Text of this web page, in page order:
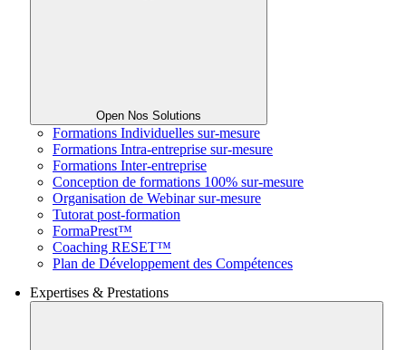
Open Nos Solutions
Formations Individuelles sur-mesure
Formations Intra-entreprise sur-mesure
Formations Inter-entreprise
Conception de formations 100% sur-mesure
Organisation de Webinar sur-mesure
Tutorat post-formation
FormaPrest™
Coaching RESET™
Plan de Développement des Compétences
Expertises & Prestations